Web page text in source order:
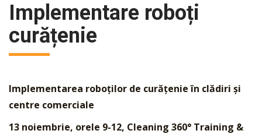
Implementare roboți
curățenie
Implementarea roboților de curățenie în clădiri și
centre comerciale
13 noiembrie, orele 9-12, Cleaning 360° Training &